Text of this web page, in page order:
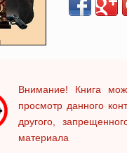
Внимание! Книга
просмотр данного
другого,
материала